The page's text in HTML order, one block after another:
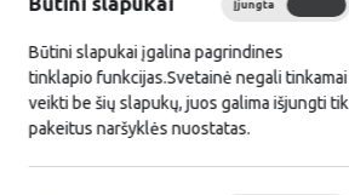
Įjungta
Būtini slapukai įgalina pagrindines
tinklapio funkcijas.Svetainė negali tinkamai
veikti be šių slapukų, juos galima išjungti tik
pakeitus naršyklės nuostatas.
BŽŪP 2023 - 2027 m.